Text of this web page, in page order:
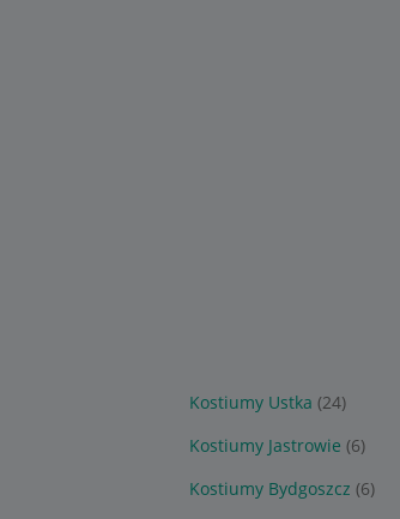
Kostiumy Ustka (24)
Kostiumy Jastrowie (6)
Kostiumy Bydgoszcz (6)